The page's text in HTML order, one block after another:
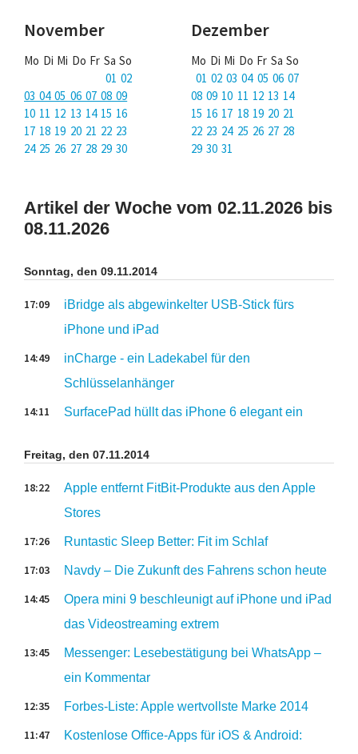
November
Mo Di Mi Do Fr Sa So
01 02
03 04 05 06 07 08 09
10 11 12 13 14 15 16
17 18 19 20 21 22 23
24 25 26 27 28 29 30
Dezember
Mo Di Mi Do Fr Sa So
01 02 03 04 05 06 07
08 09 10 11 12 13 14
15 16 17 18 19 20 21
22 23 24 25 26 27 28
29 30 31
Artikel der Woche vom 02.11.2026 bis
08.11.2026
Sonntag, den 09.11.2014
iBridge als abgewinkelter USB-Stick fürs
iPhone und iPad
17:09
inCharge - ein Ladekabel für den
Schlüsselanhänger
14:49
SurfacePad hüllt das iPhone 6 elegant ein
14:11
Freitag, den 07.11.2014
Apple entfernt FitBit-Produkte aus den Apple
Stores
18:22
Runtastic Sleep Better: Fit im Schlaf
17:26
Navdy – Die Zukunft des Fahrens schon heute
17:03
Opera mini 9 beschleunigt auf iPhone und iPad
das Videostreaming extrem
14:45
Messenger: Lesebestätigung bei WhatsApp –
ein Kommentar
13:45
Forbes-Liste: Apple wertvollste Marke 2014
12:35
Kostenlose Office-Apps für iOS & Android:
11:47